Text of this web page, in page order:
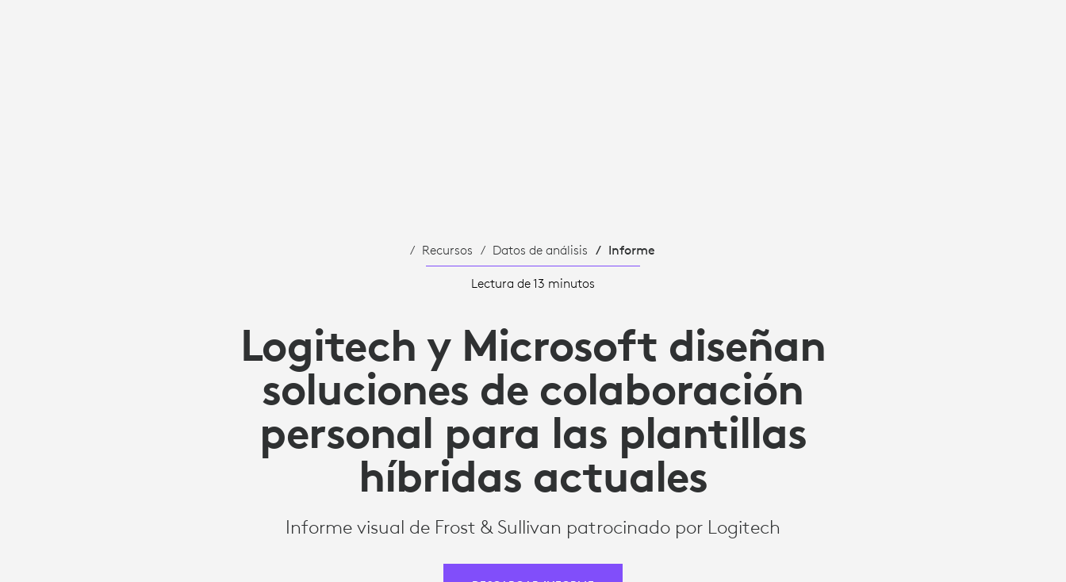
Recursos Datos de análisis Informe
Lectura de 13 minutos
Logitech y Microsoft diseñan
soluciones de colaboración
personal para las plantillas
híbridas actuales
Informe visual de Frost & Sullivan patrocinado por Logitech